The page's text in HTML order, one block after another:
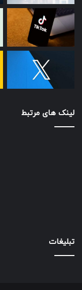
لینک های مرتبط
تبلیغات